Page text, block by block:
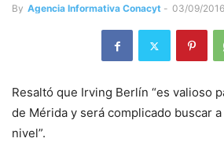
By Agencia Informativa Conacyt - 03/09/2016
Resaltó que Irving Berlín “es valioso
de Mérida y será complicado buscar
nivel”.